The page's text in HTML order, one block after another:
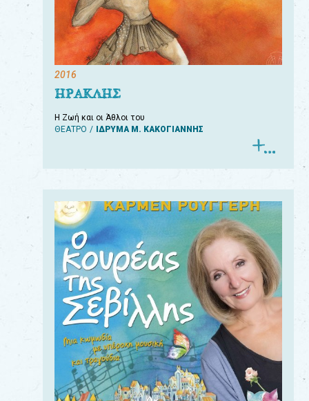
2016
ΗΡΑΚΛΗΣ
Η Ζωή και οι Άθλοι του
ΘΕΑΤΡΟ
ΙΔΡΥΜΑ Μ. ΚΑΚΟΓΙΑΝΝΗΣ